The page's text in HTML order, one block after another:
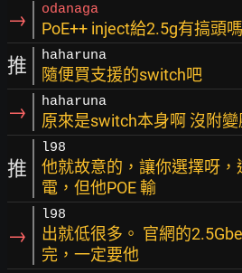
→ odanaga
PoE++ inject給2.5g有搞頭嗎
推 haharuna
隨便買支援的switch吧
→ haharuna
原來是switch本身啊 沒附
推
l98
他就故意的，讓你選擇呀，
電，但他POE 輸
→
l98
出就低很多。 官網的
完，一定要他